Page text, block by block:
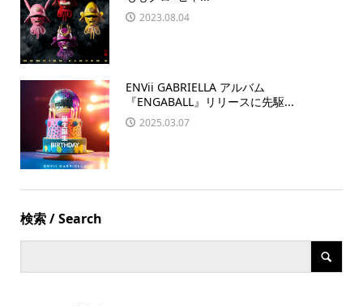
2023.08.04
ENVii GABRIELLA アルバム
『ENGABALL』リリースに先駆...
2025.03.07
検索 / Search